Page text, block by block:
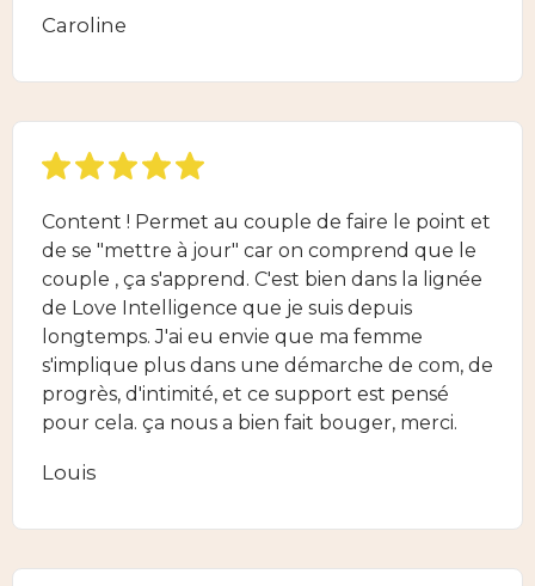
Caroline
Content ! Permet au couple de faire le point et
de se "mettre à jour" car on comprend que le
couple , ça s'apprend. C'est bien dans la lignée
de Love Intelligence que je suis depuis
longtemps. J'ai eu envie que ma femme
s'implique plus dans une démarche de com, de
progrès, d'intimité, et ce support est pensé
pour cela. ça nous a bien fait bouger, merci.
Louis